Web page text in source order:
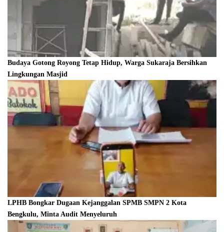
Budaya Gotong Royong Tetap Hidup, Warga Sukaraja Bersihkan
Lingkungan Masjid
LPHB Bongkar Dugaan Kejanggalan SPMB SMPN 2 Kota
Bengkulu, Minta Audit Menyeluruh